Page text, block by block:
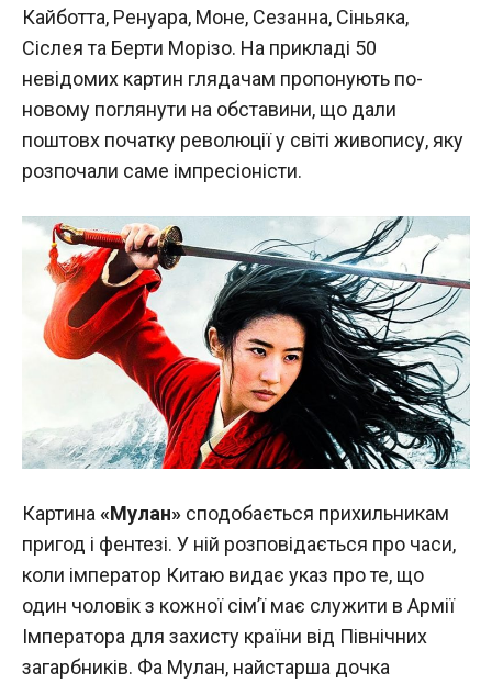
Кайботта, Ренуара, Моне, Сезанна, Сіньяка,
Сіслея та Берти Морізо. На прикладі 50
невідомих картин глядачам пропонують по-
новому поглянути на обставини, що дали
поштовх початку революції у світі живопису, яку
розпочали саме імпресіоністи.
Картина «Мулан» сподобається прихильникам
пригод і фентезі. У ній розповідається про часи,
коли імператор Китаю видає указ про те, що
один чоловік з кожної сім’ї має служити в Армії
Імператора для захисту країни від Північних
загарбників. Фа Мулан, найстарша дочка